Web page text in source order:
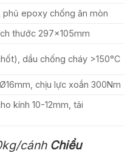
phủ epoxy chống ăn mòn
thước 297x105mm
dầu chống cháy >150°C
chịu lực xoắn 300Nm
kính 10-12mm, tải
cánh Chiều